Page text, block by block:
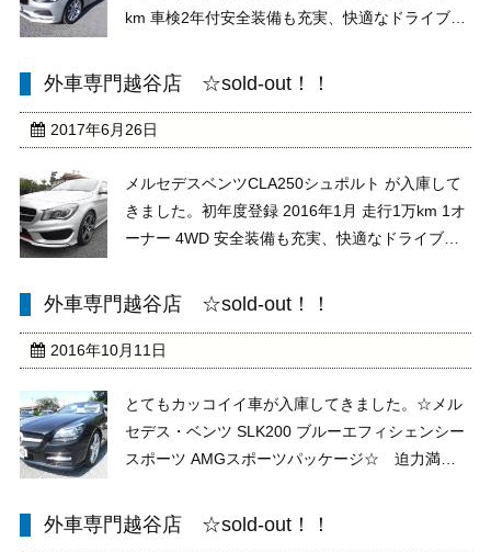
km 車検2年付安全装備も充実、快適なドライブを
のご来店お待ちしております。★★ お問い合わ
外車専門越谷店 ☆sold-out！！
2017年6月26日
メルセデスベンツCLA250シュポルト が入庫して
きました。初年度登録 2016年1月 走行1万km 1オ
ーナー 4WD 安全装備も充実、快適なドライブを
様のご来店お待ちしております。★★ お問い合
外車専門越谷店 ☆sold-out！！
2016年10月11日
とてもカッコイイ車が入庫してきました。☆メル
セデス・ベンツ SLK200 ブルーエフィシェンシー
スポーツ AMGスポーツパッケージ☆ 迫力満
ってみてはいかがですか！現車確認、大歓迎！！
外車専門越谷店 ☆sold-out！！